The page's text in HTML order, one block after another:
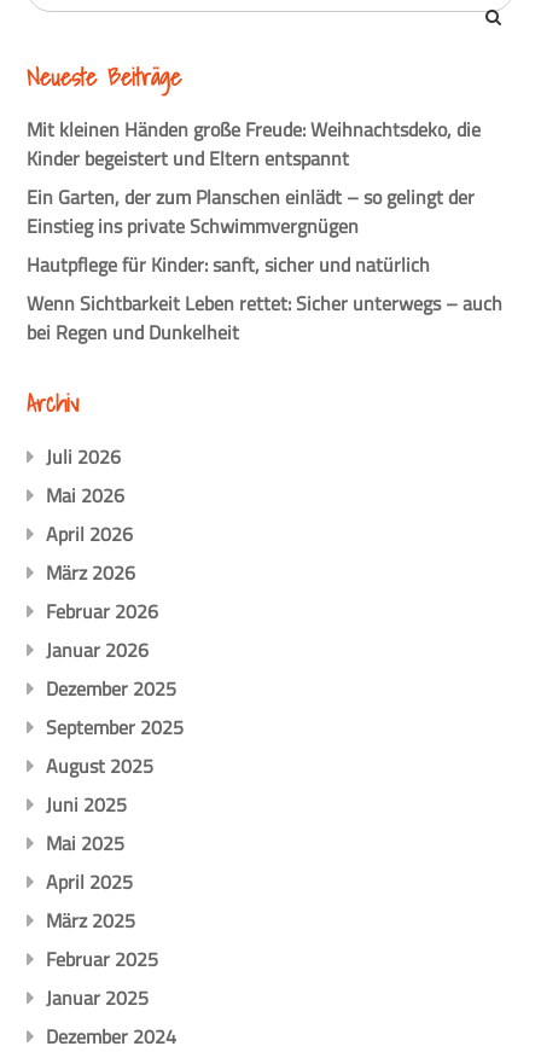
Neueste Beiträge
Mit kleinen Händen große Freude: Weihnachtsdeko, die
Kinder begeistert und Eltern entspannt
Ein Garten, der zum Planschen einlädt – so gelingt der
Einstieg ins private Schwimmvergnügen
Hautpflege für Kinder: sanft, sicher und natürlich
Wenn Sichtbarkeit Leben rettet: Sicher unterwegs – auch
bei Regen und Dunkelheit
Archiv
Juli 2026
Mai 2026
April 2026
März 2026
Februar 2026
Januar 2026
Dezember 2025
September 2025
August 2025
Juni 2025
Mai 2025
April 2025
März 2025
Februar 2025
Januar 2025
Dezember 2024